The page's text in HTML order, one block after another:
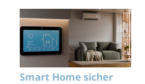
Smart Home sicher